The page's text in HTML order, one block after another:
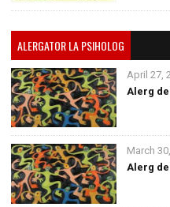
ALERGATOR LA PSIHOLOG
April 27,
Alerg
March
Alerg